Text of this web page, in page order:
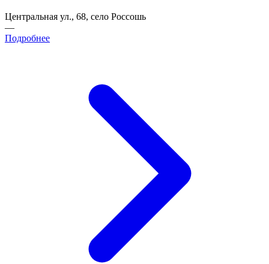
Центральная ул., 68, село Россошь
—
Подробнее